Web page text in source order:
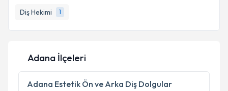
Diş Hekimi
1
Adana İlçeleri
Adana Estetik Ön ve Arka Diş Dolgular